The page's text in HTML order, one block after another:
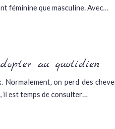
féminine que masculine. Avec…
au quotidien
on perd des
il est temps de consulter…